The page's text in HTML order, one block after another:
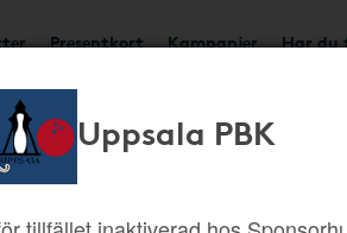
Presentkort Kampanjer Har du
Uppsala PBK
Ger 7,5%